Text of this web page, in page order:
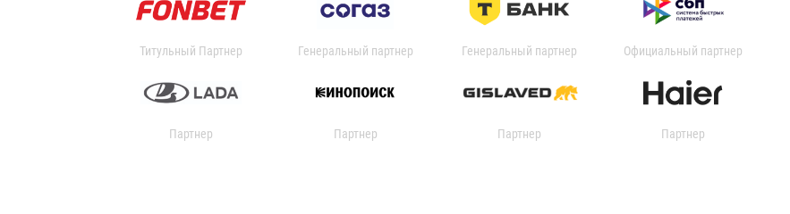
Титульный Партнер Генеральный партнер Генеральный партнер Официальный партнер
Партнер Партнер Партнер Партнер